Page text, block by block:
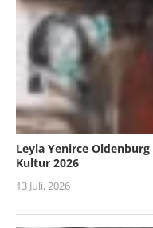
Leyla Yenirce
Kultur 2026
13 Juli, 2026